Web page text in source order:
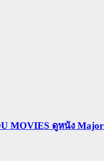
MOVIES ดูหนัง